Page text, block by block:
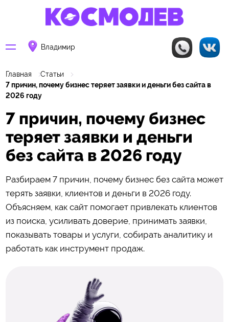
Владимир
Главная
Статьи
7 причин, почему бизнес теряет заявки и деньги без сайта в
2026 году
7 причин, почему бизнес
теряет заявки и деньги
без сайта в 2026 году
Разбираем 7 причин, почему бизнес без сайта может
терять заявки, клиентов и деньги в 2026 году.
Объясняем, как сайт помогает привлекать клиентов
из поиска, усиливать доверие, принимать заявки,
показывать товары и услуги, собирать аналитику и
работать как инструмент продаж.